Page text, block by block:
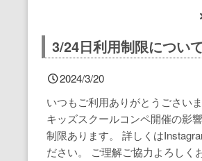
3/24日利用制限につい
2024/3/20
いつもご利用ありがとうごさい
キッズスクールコンペ開催の影
制限あります。 詳しくは
ださい。 ご理解ご協力よろしく